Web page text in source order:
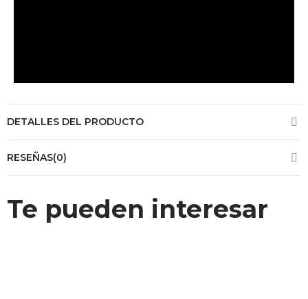
DETALLES DEL PRODUCTO
RESEÑAS(0)
Te pueden interesar